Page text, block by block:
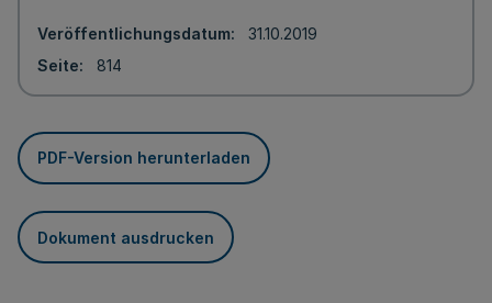
Veröffentlichungsdatum
31.10.2019
Seite
814
PDF-Version herunterladen
Dokument ausdrucken